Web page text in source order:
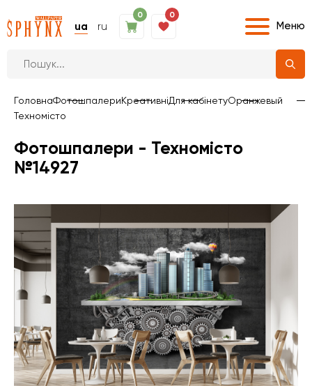
ua ru
0 0
Меню
ГоловнаФотошпалериКреативніДля кабінетуОранжевый
Техномісто
Фотошпалери - Техномісто
№14927